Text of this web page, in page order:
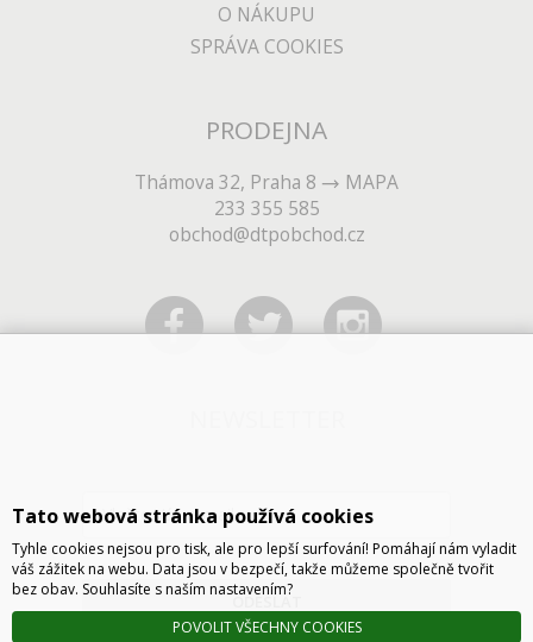
O NÁKUPU
SPRÁVA COOKIES
PRODEJNA
Thámova 32, Praha 8
MAPA
233 355 585
obchod@dtpobchod.cz
ODESLAT
Tato webová stránka používá cookies
Tyhle cookies nejsou pro tisk, ale pro lepší surfování! Pomáhají nám vyladit
váš zážitek na webu. Data jsou v bezpečí, takže můžeme společně tvořit
bez obav. Souhlasíte s naším nastavením?
POVOLIT VŠECHNY COOKIES